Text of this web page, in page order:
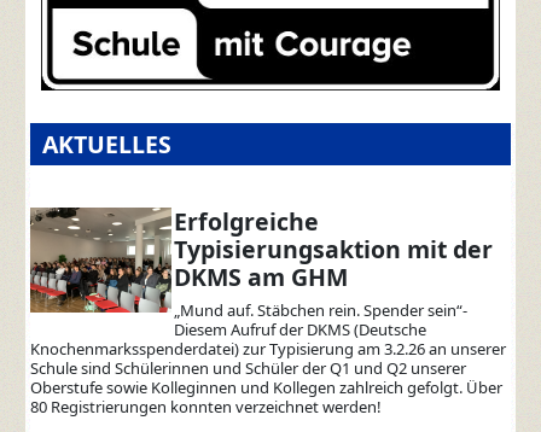
AKTUELLES
Erfolgreiche
Typisierungsaktion mit der
DKMS am GHM
„Mund auf. Stäbchen rein. Spender sein“-
Diesem Aufruf der DKMS (Deutsche
Knochenmarksspenderdatei) zur Typisierung am 3.2.26 an unserer
Schule sind Schülerinnen und Schüler der Q1 und Q2 unserer
Oberstufe sowie Kolleginnen und Kollegen zahlreich gefolgt. Über
80 Registrierungen konnten verzeichnet werden!